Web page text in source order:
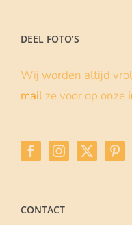
met je
een op maat
Lees meer